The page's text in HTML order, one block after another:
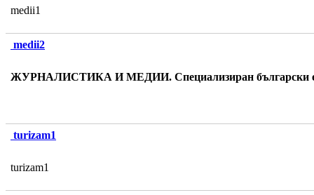
medii1
medii2
ЖУРНАЛИСТИКА И МЕДИИ. Специализиран български
turizam1
turizam1